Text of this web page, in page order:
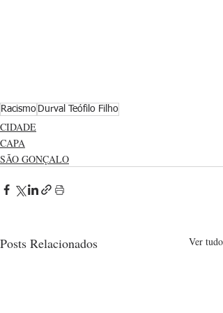
Racismo Durval Teófilo Filho
CIDADE
CAPA
SÃO GONÇALO
Posts Relacionados Ver tudo